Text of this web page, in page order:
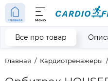
Главная Меню
Главная Кардиотренажеры
Все про товар